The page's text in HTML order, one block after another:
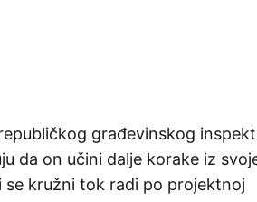
građevinskog
da on učini dalje korake iz
se kružni tok radi po projektnoj